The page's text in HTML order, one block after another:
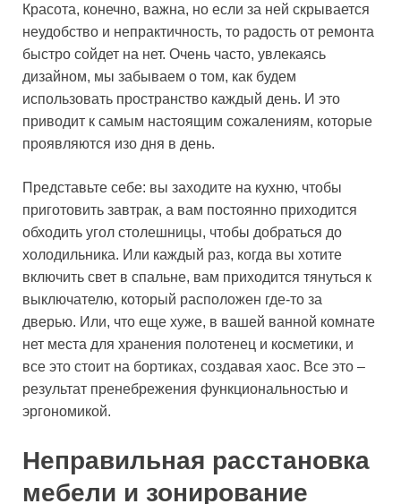
Красота, конечно, важна, но если за ней скрывается
неудобство и непрактичность, то радость от ремонта
быстро сойдет на нет. Очень часто, увлекаясь
дизайном, мы забываем о том, как будем
использовать пространство каждый день. И это
приводит к самым настоящим сожалениям, которые
проявляются изо дня в день.
Представьте себе: вы заходите на кухню, чтобы
приготовить завтрак, а вам постоянно приходится
обходить угол столешницы, чтобы добраться до
холодильника. Или каждый раз, когда вы хотите
включить свет в спальне, вам приходится тянуться к
выключателю, который расположен где-то за
дверью. Или, что еще хуже, в вашей ванной комнате
нет места для хранения полотенец и косметики, и
все это стоит на бортиках, создавая хаос. Все это –
результат пренебрежения функциональностью и
эргономикой.
Неправильная расстановка
мебели и зонирование